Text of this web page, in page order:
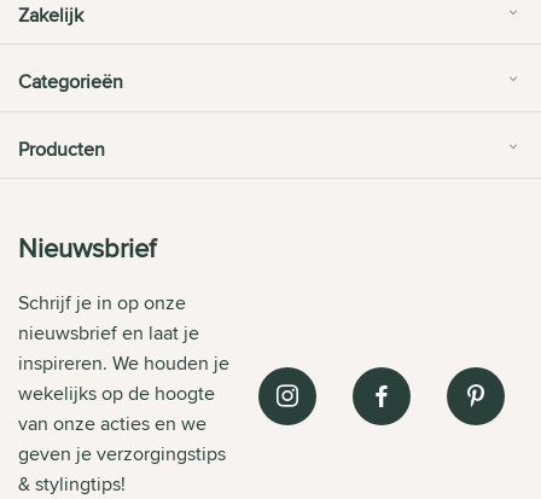
Zakelijk
Categorieën
Producten
Nieuwsbrief
Schrijf je in op onze
nieuwsbrief en laat je
inspireren. We houden je
wekelijks op de hoogte
van onze acties en we
geven je verzorgingstips
& stylingtips!